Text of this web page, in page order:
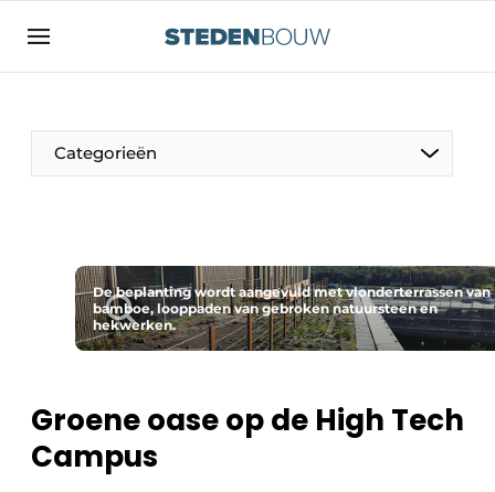
Aanmelden
asset
authlogoff logon
Direct contact
Evenement aanmelden
Nieuwsbrief
Categorieën
Woning- en utiliteitsbouw
Monumenten
Gevels, Daken & Daktuinen
De beplanting wordt aangevuld met vlonderterrassen van
bamboe, looppaden van gebroken natuursteen en
hekwerken.
Groene oase op de High Tech
Campus